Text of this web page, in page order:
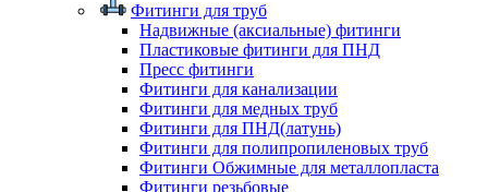
Фитинги для труб
Надвижные (аксиальные) фитинги
Пластиковые фитинги для ПНД
Пресс фитинги
Фитинги для канализации
Фитинги для медных труб
Фитинги для ПНД(латунь)
Фитинги для полипропиленовых труб
Фитинги Обжимные для металлопласта
Фитинги резьбовые